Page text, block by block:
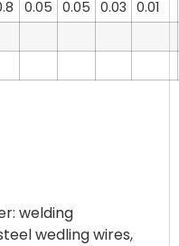
0.05 0.05 0.03 0.01
welding
wedling wires,